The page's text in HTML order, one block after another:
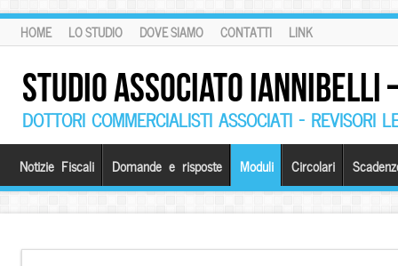
HOME LO STUDIO DOVE SIAMO CONTATTI LINK
STUDIO ASSOCIATO
DOTTORI COMMERCIALISTI ASSOCIATI – REVISORI
Notizie Fiscali Domande e risposte Moduli Circolari